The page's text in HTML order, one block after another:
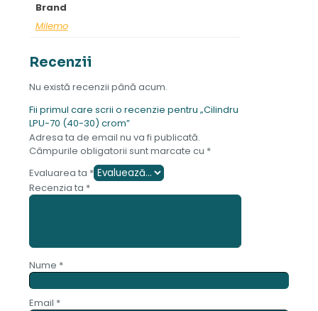
Brand
Milemo
Recenzii
Nu există recenzii până acum.
Fii primul care scrii o recenzie pentru „Cilindru
LPU-70 (40-30) crom”
Adresa ta de email nu va fi publicată.
Câmpurile obligatorii sunt marcate cu *
Evaluarea ta *
Recenzia ta *
Nume *
Email *